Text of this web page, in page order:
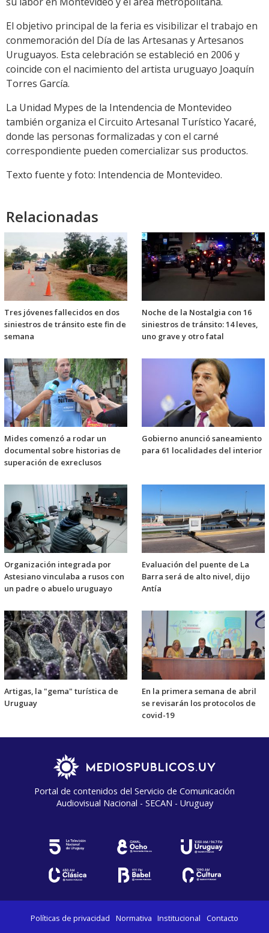
El objetivo principal de la feria es visibilizar el trabajo en
conmemoración del Día de las Artesanas y Artesanos
Uruguayos. Esta celebración se estableció en 2006 y
coincide con el nacimiento del artista uruguayo Joaquín
Torres García.
La Unidad Mypes de la Intendencia de Montevideo
también organiza el Circuito Artesanal Turístico Yacaré,
donde las personas formalizadas y con el carné
correspondiente pueden comercializar sus productos.
Texto fuente y foto: Intendencia de Montevideo.
Relacionadas
Tres jóvenes fallecidos en dos
siniestros de tránsito este fin de
semana
Noche de la Nostalgia con 16
siniestros de tránsito: 14 leves,
uno grave y otro fatal
Mides comenzó a rodar un
documental sobre historias de
superación de exreclusos
Gobierno anunció saneamiento
para 61 localidades del interior
Organización integrada por
Astesiano vinculaba a rusos con
un padre o abuelo uruguayo
Evaluación del puente de La
Barra será de alto nivel, dijo
Antía
Artigas, la "gema" turística de
Uruguay
En la primera semana de abril
se revisarán los protocolos de
covid-19
Portal de contenidos del Servicio de Comunicación
Audiovisual Nacional - SECAN - Uruguay
Políticas de privacidad Normativa Institucional Contacto